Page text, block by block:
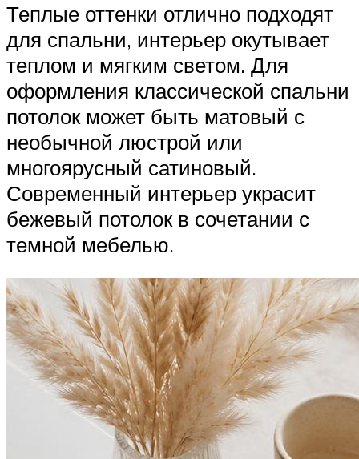
Теплые оттенки отлично подходят
для спальни, интерьер окутывает
теплом и мягким светом. Для
оформления классической спальни
потолок может быть матовый с
необычной люстрой или
многоярусный сатиновый.
Современный интерьер украсит
бежевый потолок в сочетании с
темной мебелью.